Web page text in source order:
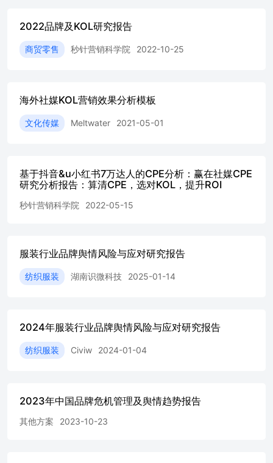
展。[9,17,33] 1.事件概述 1.1事件背景：⼩⽶公关与“万能的
知名数码博主“万能的⼤熊”（宗宁）进⾏年度框架合作的消
息。[30]此消息⼀出，⽴即在⼩⽶的核⼼⽤户社群“⽶粉”中
为“⽶⿊”代表⼈物。[28,29]⼩⽶与这样⼀位存在价值观冲突
的“背刺”。[23] 随着事件发酵，多位⽶粉及亲⼩⽶的KOL公
[5]这些来⾃核⼼圈层的激烈反应，迅速将话题#⼤熊⼩⽶#
推上微博热搜，使这场争议从粉丝圈层扩散⾄公众视野，引
发了关于⼩⽶品牌价值观和公关策略的⼴泛讨论。[15]⽤户
歉声明 ⾯对社交媒体上愈演愈烈的舆论⻛波，2026年1⽉5
过其个⼈微博发布了正式的致歉声明，以平息⽤户的愤怒。
证，我们⽴即终⽌可能进⾏的任何形式的合作，且以后也不
会合作”，果断切割了与“万能的⼤熊”的合作关系。[5]表达
歉意：最后，徐洁云强调“⽤户、⽶粉朋友们的感受，的确
[2]尽管⼩⽶的快速反应和致歉态度在⼀定程度上缓解了部
分⽤户的负⾯情绪，但并未完全平息争议。许多⽤户在评论
2022品牌及KOL研究报告
商贸零售 秒针营销科学院 2022-10-25
海外社媒KOL营销效果分析模板
文化传媒 Meltwater 2021-05-01
基于抖音&u小红书7万达人的CPE分析：赢在社媒CPE
研究分析报告：算清CPE，选对KOL，提升ROI
秒针营销科学院 2022-05-15
服装行业品牌舆情风险与应对研究报告
纺织服装 湖南识微科技 2025-01-14
2024年服装行业品牌舆情风险与应对研究报告
纺织服装 Civiw 2024-01-04
2023年中国品牌危机管理及舆情趋势报告
其他方案 2023-10-23